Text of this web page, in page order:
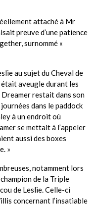
attaché à Mr
preuve d’une patience
surnommé «
au sujet du Cheval de
était aveugle durant les
Dreamer restait dans son
dans le paddock
à un endroit où
se mettait à l’appeler
aussi des boxes
»
notamment lors
de la Triple
de Leslie. Celle-ci
concernant l’insatiable